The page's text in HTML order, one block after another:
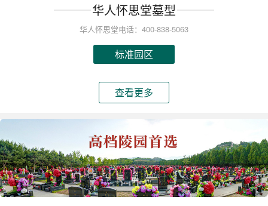
华人怀思堂墓型
华人怀思堂电话：400-838-5063
标准园区
查看更多